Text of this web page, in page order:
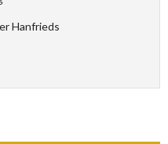
Hanfrieds